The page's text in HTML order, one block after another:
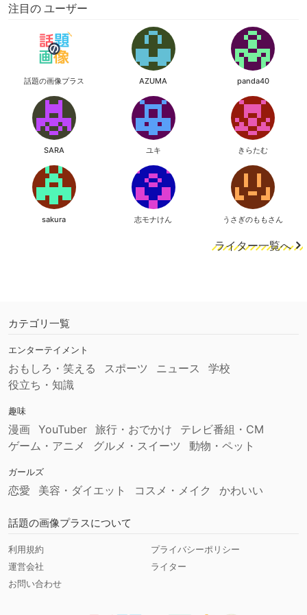
注目の ユーザー
話題の画像プラス AZUMA panda40
SARA ユキ きらたむ
sakura 志モナけん うさぎのももさん
ライター一覧へ
カテゴリ一覧
エンターテイメント
おもしろ・笑える スポーツ ニュース
学校
役立ち・知識
趣味
漫画 YouTuber 旅行・おでかけ
テレビ番組・CM
ゲーム・アニメ
グルメ・スイーツ 動物・ペット
ガールズ
恋愛 美容・ダイエット コスメ・メイク かわいい
話題の画像プラスについて
利用規約
プライバシーポリシー
運営会社
ライター
お問い合わせ